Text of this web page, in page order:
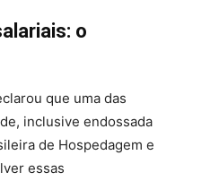
o
que uma das
inclusive endossada
de Hospedagem e
essas